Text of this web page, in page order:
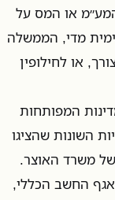
או המס על
מדי, הממשלה
או לחילופין
המפותחות
השונות שהציגו
של משרד האוצר.
החשב הכללי,